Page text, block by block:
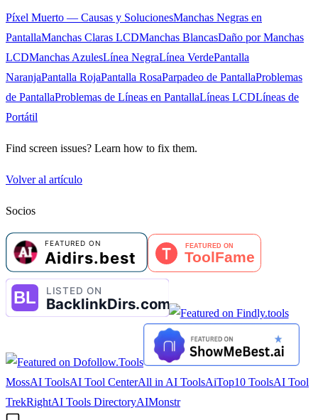
Píxel Muerto — Causas y SolucionesManchas Negras en
PantallaManchas Claras LCDManchas BlancasDaño por Manchas
LCDManchas AzulesLínea NegraLínea VerdePantalla
NaranjaPantalla RojaPantalla RosaParpadeo de PantallaProblemas
de PantallaProblemas de Líneas en PantallaLíneas LCDLíneas de
Portátil
Find screen issues? Learn how to fix them.
Volver al artículo
Socios
MossAI ToolsAI Tool CenterAll in AI ToolsAiTop10 ToolsAI Tool
TrekRightAI Tools DirectoryAIMonstr